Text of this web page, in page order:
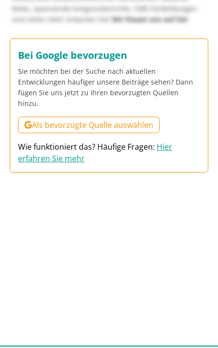
News, spannende Kongressberichte, CME-Fortbildungen
und vieles mehr erwarten Sie!Wir freuen uns auf Sie!
Bei Google bevorzugen
Sie möchten bei der Suche nach aktuellen
Entwicklungen häufiger unsere Beiträge sehen? Dann
fügen Sie uns jetzt zu Ihren bevorzugten Quellen
hinzu.
Als bevorzugte Quelle auswählen
Wie funktioniert das? Häufige Fragen: Hier
erfahren Sie mehr